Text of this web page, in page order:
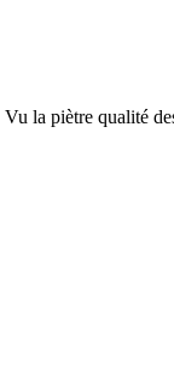
Vu la piètre qualité